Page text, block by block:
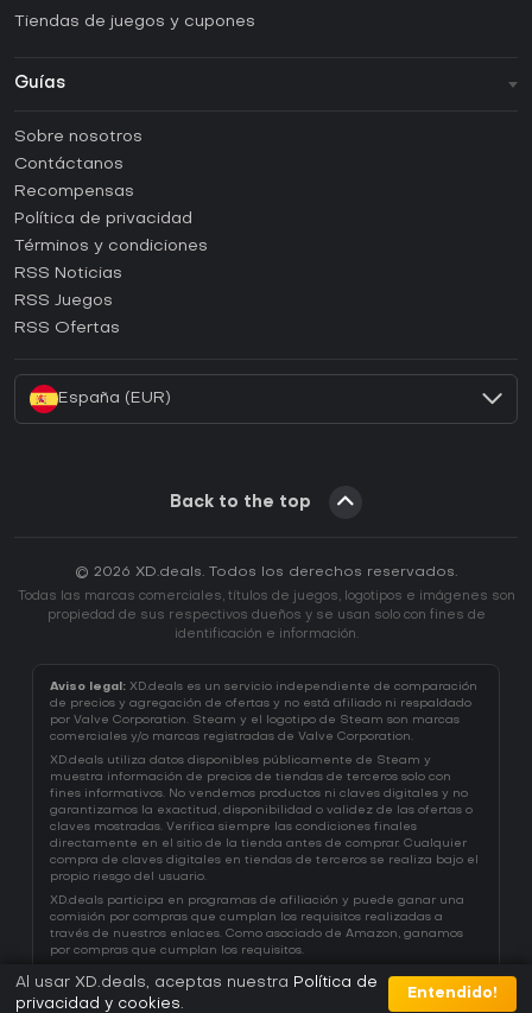
Tiendas de juegos y cupones
Guías
Guías y tutoriales
¿Cómo activar una CD Key de Steam?
¿Cómo activar una CD Key de Epic Games?
¿Cómo activar una CD Key de GOG?
¿Cómo activar una CD Key de Ubisoft Connect?
Sobre nosotros
Contáctanos
Recompensas
Política de privacidad
Términos y condiciones
RSS Noticias
RSS Juegos
RSS Ofertas
España (EUR)
Back to the top
© 2026 XD.deals. Todos los derechos reservados.
Todas las marcas comerciales, títulos de juegos, logotipos e imágenes son
propiedad de sus respectivos dueños y se usan solo con fines de
identificación e información.
Aviso legal: XD.deals es un servicio independiente de comparación
de precios y agregación de ofertas y no está afiliado ni respaldado
por Valve Corporation. Steam y el logotipo de Steam son marcas
comerciales y/o marcas registradas de Valve Corporation.
XD.deals utiliza datos disponibles públicamente de Steam y
muestra información de precios de tiendas de terceros solo con
fines informativos. No vendemos productos ni claves digitales y no
garantizamos la exactitud, disponibilidad o validez de las ofertas o
claves mostradas. Verifica siempre las condiciones finales
directamente en el sitio de la tienda antes de comprar. Cualquier
compra de claves digitales en tiendas de terceros se realiza bajo el
propio riesgo del usuario.
XD.deals participa en programas de afiliación y puede ganar una
comisión por compras que cumplan los requisitos realizadas a
través de nuestros enlaces. Como asociado de Amazon, ganamos
por compras que cumplan los requisitos.
Al usar XD.deals, aceptas nuestra Política de
privacidad y cookies
Entendido!